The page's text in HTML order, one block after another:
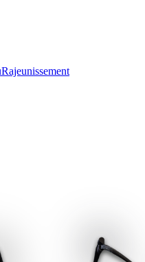
Rajeunissement